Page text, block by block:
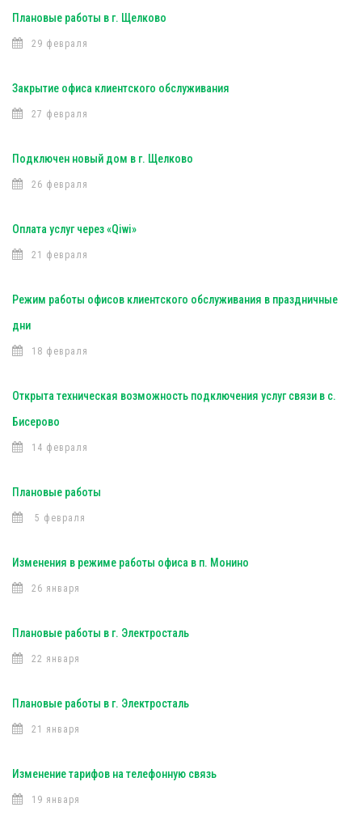
Плановые работы в г. Щелково
29 февраля
Закрытие офиса клиентского обслуживания
27 февраля
Подключен новый дом в г. Щелково
26 февраля
Оплата услуг через «Qiwi»
21 февраля
Режим работы офисов клиентского обслуживания в праздничные
дни
18 февраля
Открыта техническая возможность подключения услуг связи в с.
Бисерово
14 февраля
Плановые работы
5 февраля
Изменения в режиме работы офиса в п. Монино
26 января
Плановые работы в г. Электросталь
22 января
Плановые работы в г. Электросталь
21 января
Изменение тарифов на телефонную связь
19 января